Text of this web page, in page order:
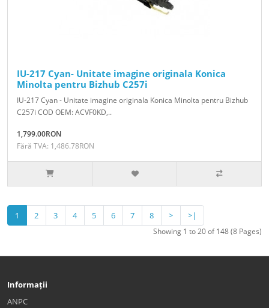
IU-217 Cyan- Unitate imagine originala Konica
Minolta pentru Bizhub C257i
IU-217 Cyan - Unitate imagine originala Konica Minolta pentru Bizhub
C257i COD OEM: ACVF0KD,..
1,799.00RON
Fără TVA: 1,486.78RON
1 2 3 4 5 6 7 8 > >|
Showing 1 to 20 of 148 (8 Pages)
Informații
ANPC